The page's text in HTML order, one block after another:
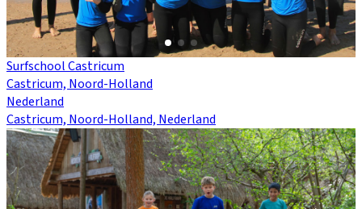
Surfschool Castricum
Castricum, Noord-Holland
Nederland
Castricum, Noord-Holland, Nederland